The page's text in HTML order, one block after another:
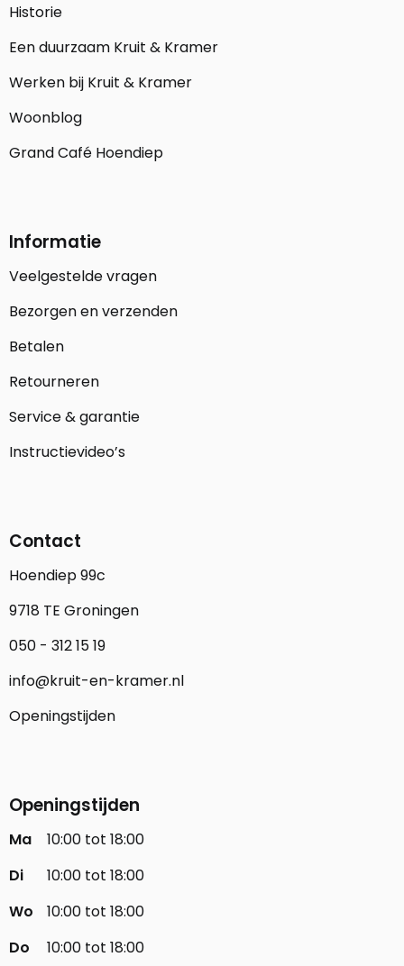
Historie
Een duurzaam Kruit & Kramer
Werken bij Kruit & Kramer
Woonblog
Grand Café Hoendiep
Informatie
Veelgestelde vragen
Bezorgen en verzenden
Betalen
Retourneren
Service & garantie
Instructievideo’s
Contact
Hoendiep 99c
9718 TE Groningen
050 - 312 15 19
info@kruit-en-kramer.nl
Openingstijden
Openingstijden
Ma
10:00 tot 18:00
Di
10:00 tot 18:00
Wo
10:00 tot 18:00
Do
10:00 tot 18:00